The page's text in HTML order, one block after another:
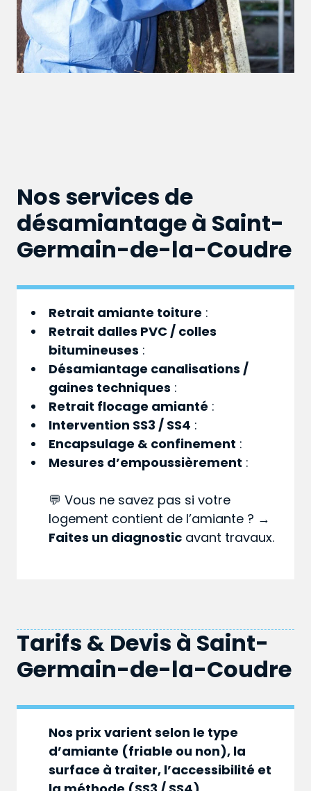
Nos services de
désamiantage à Saint-
Germain-de-la-Coudre
Retrait amiante toiture :
Retrait dalles PVC / colles
bitumineuses :
Désamiantage canalisations /
gaines techniques :
Retrait flocage amianté :
Intervention SS3 / SS4 :
Encapsulage & confinement :
Mesures d’empoussièrement :
💬 Vous ne savez pas si votre
logement contient de l’amiante ? →
Faites un diagnostic avant travaux.
Tarifs & Devis à Saint-
Germain-de-la-Coudre
Nos prix varient selon le type
d’amiante (friable ou non), la
surface à traiter, l’accessibilité et